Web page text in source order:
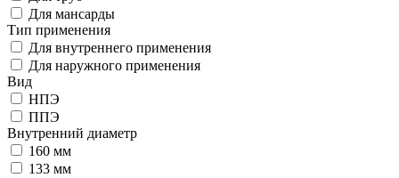
Для мансарды
Тип применения
Для внутреннего применения
Для наружного применения
Вид
НПЭ
ППЭ
Внутренний диаметр
160 мм
133 мм